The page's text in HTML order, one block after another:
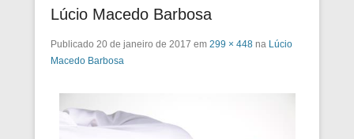
Lúcio Macedo Barbosa
Publicado 20 de janeiro de 2017 em 299 × 448 na Lúcio
Macedo Barbosa